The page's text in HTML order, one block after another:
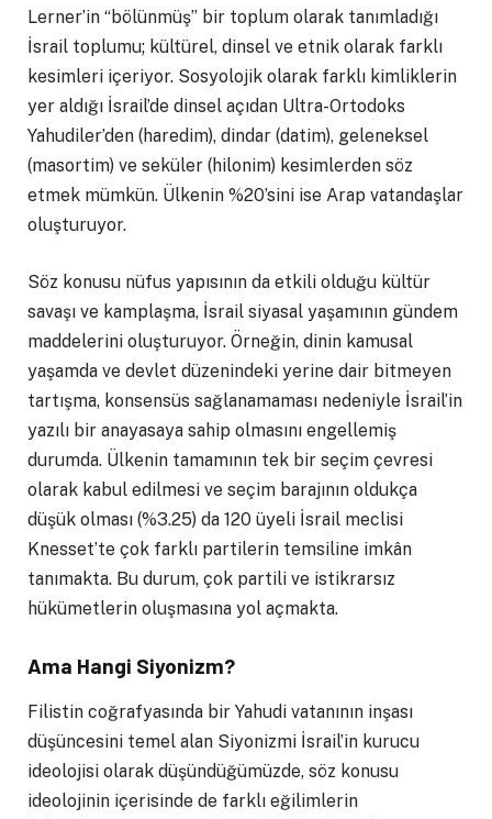
Lerner’in “bölünmüş” bir toplum olarak tanımladığı
İsrail toplumu; kültürel, dinsel ve etnik olarak farklı
kesimleri içeriyor. Sosyolojik olarak farklı kimliklerin
yer aldığı İsrail’de dinsel açıdan Ultra-Ortodoks
Yahudiler’den (haredim), dindar (datim), geleneksel
(masortim) ve seküler (hilonim) kesimlerden söz
etmek mümkün. Ülkenin %20’sini ise Arap vatandaşlar
oluşturuyor.
Söz konusu nüfus yapısının da etkili olduğu kültür
savaşı ve kamplaşma, İsrail siyasal yaşamının gündem
maddelerini oluşturuyor. Örneğin, dinin kamusal
yaşamda ve devlet düzenindeki yerine dair bitmeyen
tartışma, konsensüs sağlanamaması nedeniyle İsrail’in
yazılı bir anayasaya sahip olmasını engellemiş
durumda. Ülkenin tamamının tek bir seçim çevresi
olarak kabul edilmesi ve seçim barajının oldukça
düşük olması (%3.25) da 120 üyeli İsrail meclisi
Knesset’te çok farklı partilerin temsiline imkân
tanımakta. Bu durum, çok partili ve istikrarsız
hükümetlerin oluşmasına yol açmakta.
Ama Hangi Siyonizm?
Filistin coğrafyasında bir Yahudi vatanının inşası
düşüncesini temel alan Siyonizmi İsrail’in kurucu
ideolojisi olarak düşündüğümüzde, söz konusu
ideolojinin içerisinde de farklı eğilimlerin